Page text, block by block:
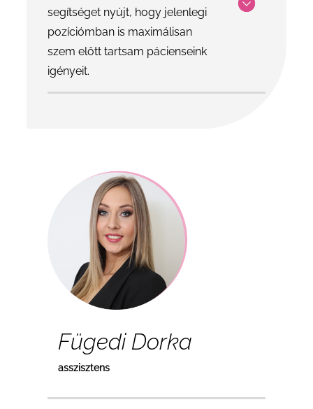
segítséget nyújt, hogy jelenlegi
pozíciómban is maximálisan
szem előtt tartsam pácienseink
igényeit.
Fügedi Dorka
asszisztens